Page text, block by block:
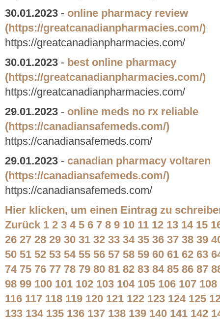
30.01.2023 - online pharmacy review
(https://greatcanadianpharmacies.com/)
https://greatcanadianpharmacies.com/
30.01.2023 - best online pharmacy
(https://greatcanadianpharmacies.com/)
https://greatcanadianpharmacies.com/
29.01.2023 - online meds no rx reliable
(https://canadiansafemeds.com/)
https://canadiansafemeds.com/
29.01.2023 - canadian pharmacy voltaren
(https://canadiansafemeds.com/)
https://canadiansafemeds.com/
Hier klicken, um einen Eintrag zu
Zurück 1 2 3 4 5 6 7 8 9 10 11 12 13 14 15
26 27 28 29 30 31 32 33 34 35 36 37 38 39
50 51 52 53 54 55 56 57 58 59 60 61 62 63
74 75 76 77 78 79 80 81 82 83 84 85 86 87
98 99 100 101 102 103 104 105 106 107 108
116 117 118 119 120 121 122 123 124 125
133 134 135 136 137 138 139 140 141 142